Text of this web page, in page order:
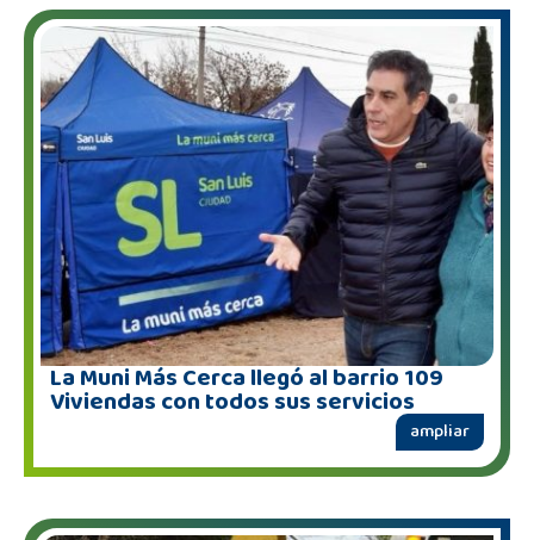
La Muni Más Cerca llegó al barrio 109
Viviendas con todos sus servicios
ampliar